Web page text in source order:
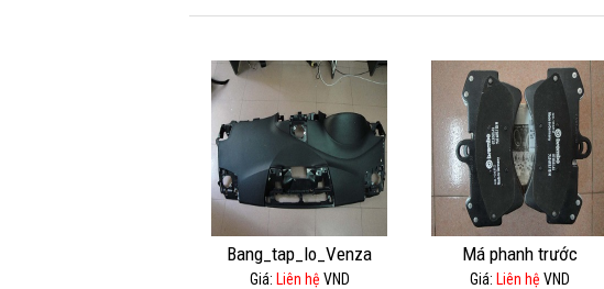
Bang_tap_lo_Venza
Giá: Liên hệ VND
Má phanh trước
Giá: Liên hệ VND